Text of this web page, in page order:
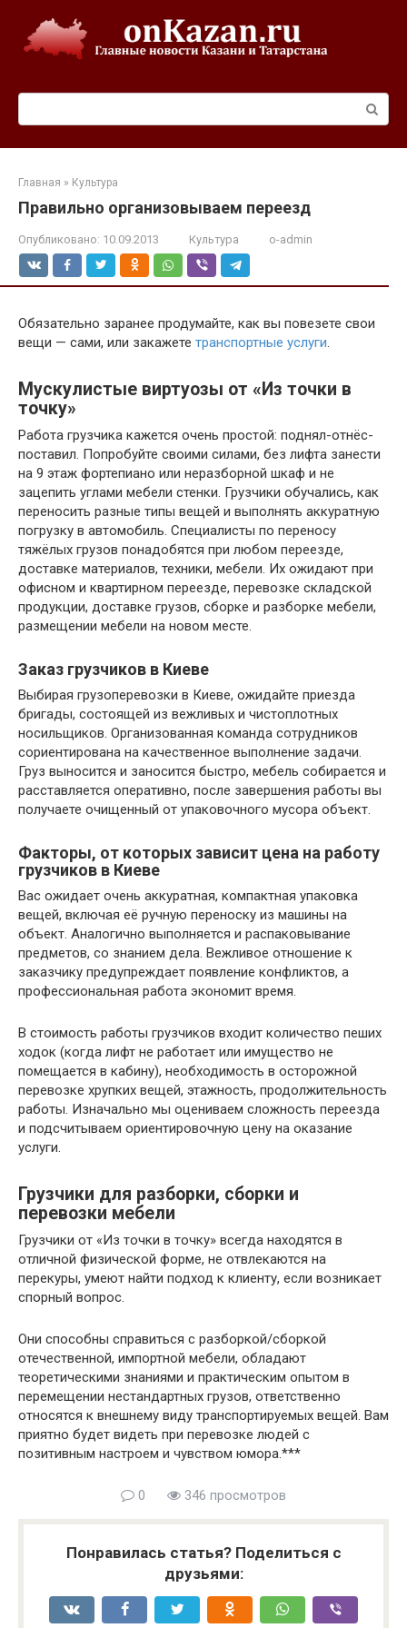
контенту
Главная » Культура
Правильно организовываем переезд
Опубликовано: 10.09.2013 Культура o-admin
Обязательно заранее продумайте, как вы повезете свои
вещи — сами, или закажете транспортные услуги.
Мускулистые виртуозы от «Из точки в
точку»
Работа грузчика кажется очень простой: поднял-отнёс-
поставил. Попробуйте своими силами, без лифта занести
на 9 этаж фортепиано или неразборной шкаф и не
зацепить углами мебели стенки. Грузчики обучались, как
переносить разные типы вещей и выполнять аккуратную
погрузку в автомобиль. Специалисты по переносу
тяжёлых грузов понадобятся при любом переезде,
доставке материалов, техники, мебели. Их ожидают при
офисном и квартирном переезде, перевозке складской
продукции, доставке грузов, сборке и разборке мебели,
размещении мебели на новом месте.
Заказ грузчиков в Киеве
Выбирая грузоперевозки в Киеве, ожидайте приезда
бригады, состоящей из вежливых и чистоплотных
носильщиков. Организованная команда сотрудников
сориентирована на качественное выполнение задачи.
Груз выносится и заносится быстро, мебель собирается и
расставляется оперативно, после завершения работы вы
получаете очищенный от упаковочного мусора объект.
Факторы, от которых зависит цена на работу
грузчиков в Киеве
Вас ожидает очень аккуратная, компактная упаковка
вещей, включая её ручную переноску из машины на
объект. Аналогично выполняется и распаковывание
предметов, со знанием дела. Вежливое отношение к
заказчику предупреждает появление конфликтов, а
профессиональная работа экономит время.
В стоимость работы грузчиков входит количество пеших
ходок (когда лифт не работает или имущество не
помещается в кабину), необходимость в осторожной
перевозке хрупких вещей, этажность, продолжительность
работы. Изначально мы оцениваем сложность переезда
и подсчитываем ориентировочную цену на оказание
услуги.
Грузчики для разборки, сборки и
перевозки мебели
Грузчики от «Из точки в точку» всегда находятся в
отличной физической форме, не отвлекаются на
перекуры, умеют найти подход к клиенту, если возникает
спорный вопрос.
Они способны справиться с разборкой/сборкой
отечественной, импортной мебели, обладают
теоретическими знаниями и практическим опытом в
перемещении нестандартных грузов, ответственно
относятся к внешнему виду транспортируемых вещей. Вам
приятно будет видеть при перевозке людей с
позитивным настроем и чувством юмора.***
0 346 просмотров
Понравилась статья? Поделиться с
друзьями: